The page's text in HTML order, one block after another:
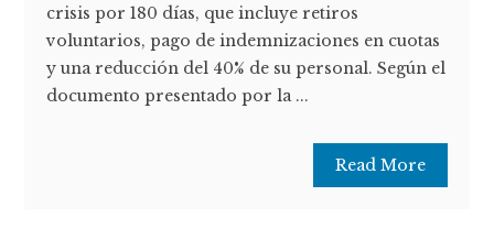
crisis por 180 días, que incluye retiros
voluntarios, pago de indemnizaciones en cuotas
y una reducción del 40% de su personal. Según el
documento presentado por la ...
Read More